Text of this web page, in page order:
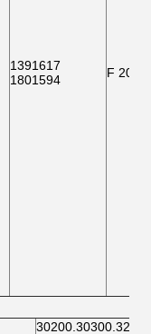
1391617
1801594
F